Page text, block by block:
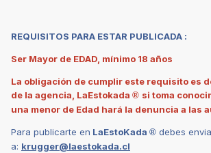
REQUISITOS PARA ESTAR PUBLICADA :
Ser Mayor de EDAD, mínimo 18 años
La obligación de cumplir este requisito es
de la agencia, LaEstokada ® si toma
una menor de Edad hará la denuncia a las
Para publicarte en LaEstoKada ® debes
a: krugger@laestokada.cl